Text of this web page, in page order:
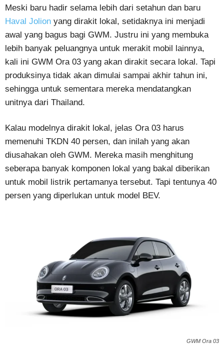
Meski baru hadir selama lebih dari setahun dan baru
Haval Jolion yang dirakit lokal, setidaknya ini menjadi
awal yang bagus bagi GWM. Justru ini yang membuka
lebih banyak peluangnya untuk merakit mobil lainnya,
kali ini GWM Ora 03 yang akan dirakit secara lokal. Tapi
produksinya tidak akan dimulai sampai akhir tahun ini,
sehingga untuk sementara mereka mendatangkan
unitnya dari Thailand.
Kalau modelnya dirakit lokal, jelas Ora 03 harus
memenuhi TKDN 40 persen, dan inilah yang akan
diusahakan oleh GWM. Mereka masih menghitung
seberapa banyak komponen lokal yang bakal diberikan
untuk mobil listrik pertamanya tersebut. Tapi tentunya 40
persen yang diperlukan untuk model BEV.
GWM Ora 03